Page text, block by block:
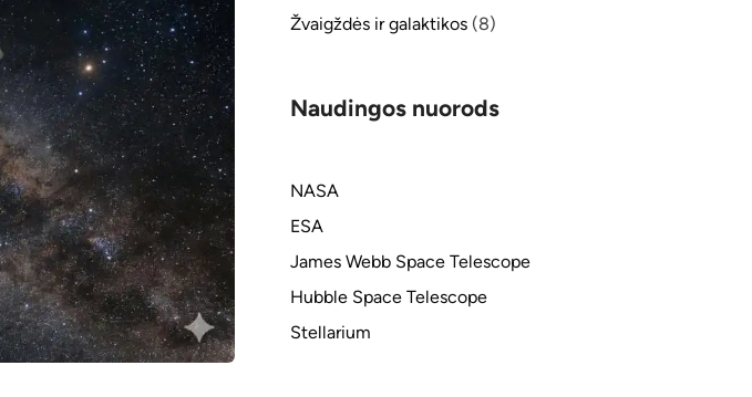
Žvaigždės ir galaktikos (8)
Naudingos nuorods
NASA
ESA
James Webb Space Telescope
Hubble Space Telescope
Stellarium